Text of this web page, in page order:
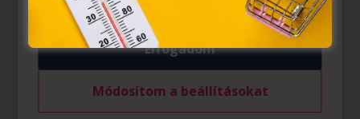
Elfogadom
Módosítom a beállításokat